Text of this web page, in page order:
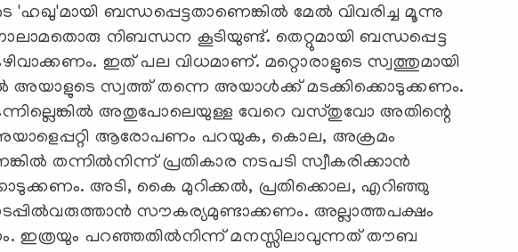
'ഹഖു'മായി ബന്ധപ്പെട്ടതാണെങ്കില്‍ മേല്‍ വിവരിച്ച മൂന്നു
നിബന്ധന കൂടിയുണ്ട്. തെറ്റുമായി ബന്ധപ്പെട്ട
ഇത് പല വിധമാണ്. മറ്റൊരാളുടെ സ്വത്തുമായി
അയാളുടെ സ്വത്ത് തന്നെ അയാള്‍ക്ക് മടക്കിക്കൊടുക്കണം.
അതുപോലെയുള്ള വേറെ വസ്തുവോ അതിന്റെ
ആരോപണം പറയുക, കൊല, അക്രമം
തന്നില്‍നിന്ന് പ്രതികാര നടപടി സ്വീകരിക്കാന്‍
അടി, കൈ മുറിക്കല്‍, പ്രതിക്കൊല, എറിഞ്ഞു
സൗകര്യമുണ്ടാക്കണം. അല്ലാത്തപക്ഷം
ഇത്രയും പറഞ്ഞതില്‍നിന്ന് മനസ്സിലാവുന്നത് തൗബ